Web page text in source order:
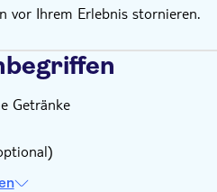
vor Ihrem Erlebnis stornieren.
Getränke